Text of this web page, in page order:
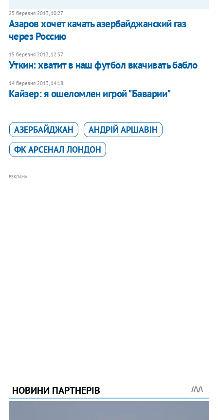
25 березня 2013, 10:27
Азаров хочет качать азербайджанский газ
через Россию
15 березня 2013, 12:57
Уткин: хватит в наш футбол вкачивать бабло
14 березня 2013, 14:18
Кайзер: я ошеломлен игрой "Баварии"
АЗЕРБАЙДЖАН
АНДРІЙ АРШАВІН
ФК АРСЕНАЛ ЛОНДОН
РЕКЛАМА